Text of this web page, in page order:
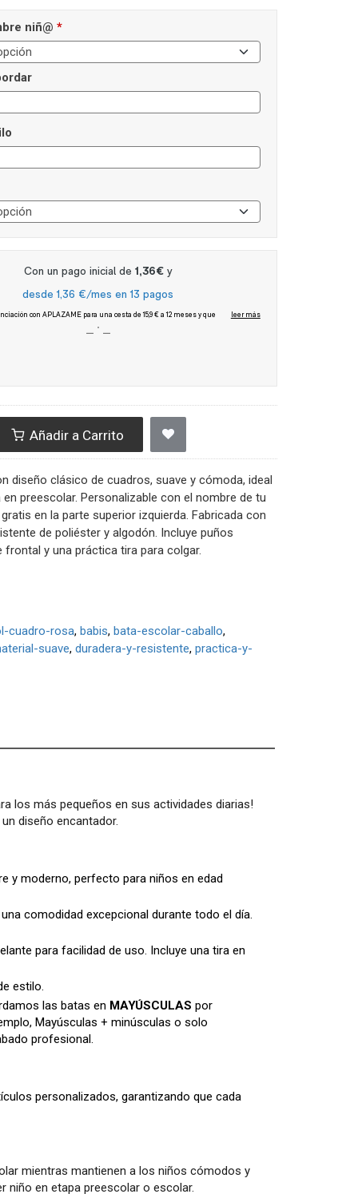
niñ@ *
Añadir a Carrito
diseño clásico de cuadros, suave y cómoda, ideal
en preescolar. Personalizable con el nombre de tu
en la parte superior izquierda. Fabricada con
de poliéster y algodón. Incluye puños
frontal y una práctica tira para colgar.
cuadro-rosa babis bata-escolar-caballo
suave duradera-y-resistente practica-y-
los más pequeños en sus actividades diarias!
diseño encantador.
y moderno, perfecto para niños en edad
comodidad excepcional durante todo el día.
para facilidad de uso. Incluye una tira en
estilo.
las batas en MAYÚSCULAS por
Mayúsculas + minúsculas o solo
profesional.
personalizados, garantizando que cada
mientras mantienen a los niños cómodos y
niño en etapa preescolar o escolar.